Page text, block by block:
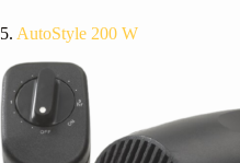
5. AutoStyle 200 W